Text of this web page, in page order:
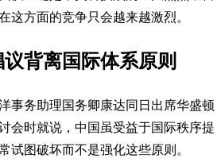
这方面的竞争只会越来越激烈。
背离国际体系原则
事务助理国务卿康达同日出席华盛顿
会时就说，中国虽受益于国际秩序提
试图破坏而不是强化这些原则。